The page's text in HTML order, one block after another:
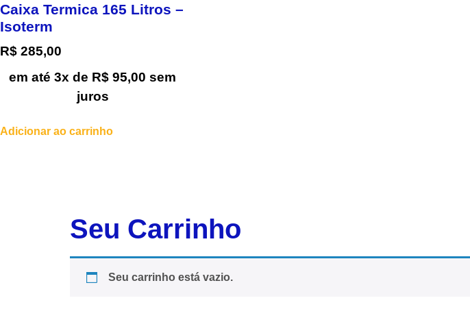
Caixa Termica 165 Litros –
Isoterm
R$ 285,00
em até 3x de R$ 95,00 sem
juros
Adicionar ao carrinho
Seu Carrinho
Seu carrinho está vazio.